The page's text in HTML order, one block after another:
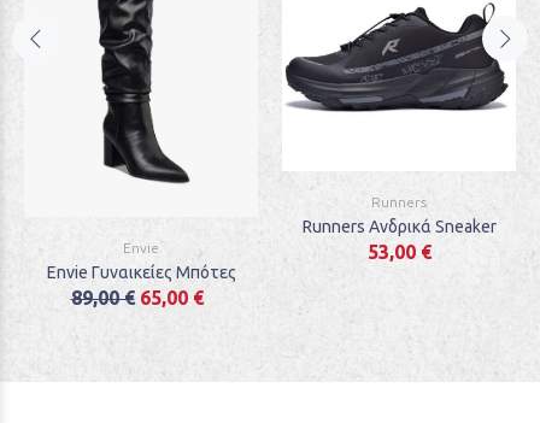
Envie
Envie Γυναικείες Μπότες
89,00 € 65,00 €
Runners
Runners Ανδρικά Sneaker
53,00 €